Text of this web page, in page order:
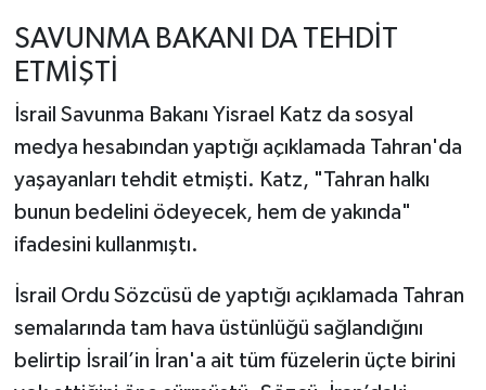
SAVUNMA BAKANI DA TEHDİT
ETMİŞTİ
İsrail Savunma Bakanı Yisrael Katz da sosyal
medya hesabından yaptığı açıklamada Tahran'da
yaşayanları tehdit etmişti. Katz, "Tahran halkı
bunun bedelini ödeyecek, hem de yakında"
ifadesini kullanmıştı.
İsrail Ordu Sözcüsü de yaptığı açıklamada Tahran
semalarında tam hava üstünlüğü sağlandığını
belirtip İsrail’in İran'a ait tüm füzelerin üçte birini